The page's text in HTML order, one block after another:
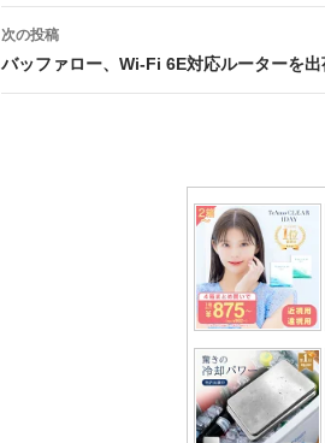
ナ
ビ
次の投稿
バッファロー、Wi-Fi 6E対応ルーターを出